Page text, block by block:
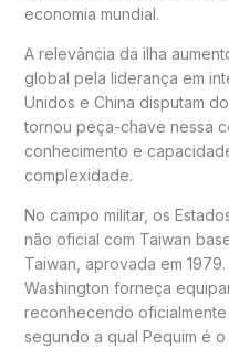
economia mundial.
A relevância da ilha
global pela liderança em
Unidos e China disputam
tornou peça-chave nessa
conhecimento e
complexidade.
No campo militar, os
não oficial com Taiwan
Taiwan, aprovada em
Washington forneça
reconhecendo oficialmente
segundo a qual Pequim é